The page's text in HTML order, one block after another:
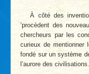
À côté des
’procèdent des
chercheurs par les
curieux de mentionner
fondé sur un système
l’aurore des civilisations.